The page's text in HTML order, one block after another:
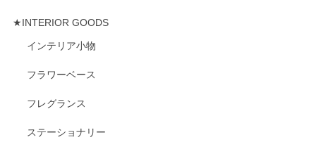
★INTERIOR GOODS
インテリア小物
フラワーベース
フレグランス
ステーショナリー